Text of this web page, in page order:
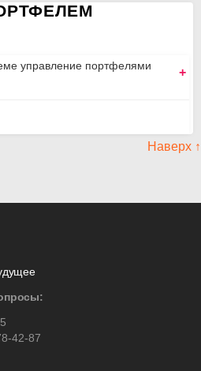
управление портфелями
Наверх ↑
42-87